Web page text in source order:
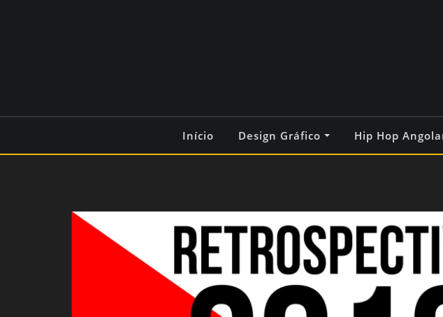
Início Design Gráfico Hip Hop